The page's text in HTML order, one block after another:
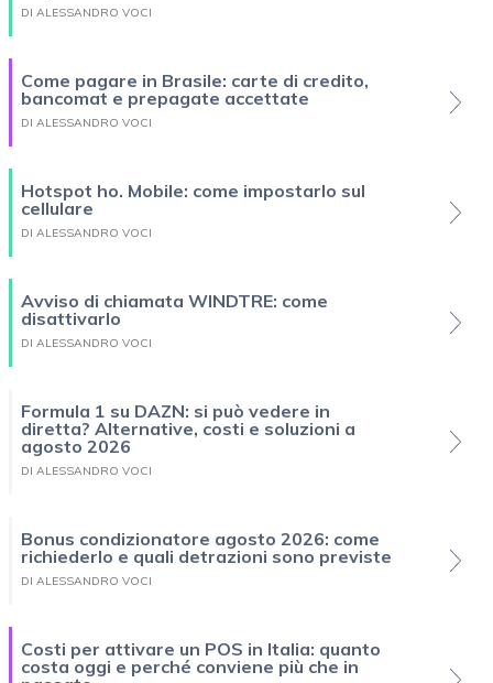
DI ALESSANDRO VOCI
Come pagare in Brasile: carte di credito,
bancomat e prepagate accettate
DI ALESSANDRO VOCI
Hotspot ho. Mobile: come impostarlo sul
cellulare
DI ALESSANDRO VOCI
Avviso di chiamata WINDTRE: come
disattivarlo
DI ALESSANDRO VOCI
Formula 1 su DAZN: si può vedere in
diretta? Alternative, costi e soluzioni a
agosto 2026
DI ALESSANDRO VOCI
Bonus condizionatore agosto 2026: come
richiederlo e quali detrazioni sono previste
DI ALESSANDRO VOCI
Costi per attivare un POS in Italia: quanto
costa oggi e perché conviene più che in